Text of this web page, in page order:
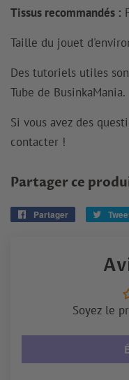
Tissus recommandés :
Taille du jouet
Des tutoriels utiles
Tube de BusinkaMania.
Si vous avez des
contacter !
Partager ce
Partager
Partager
Soyez le